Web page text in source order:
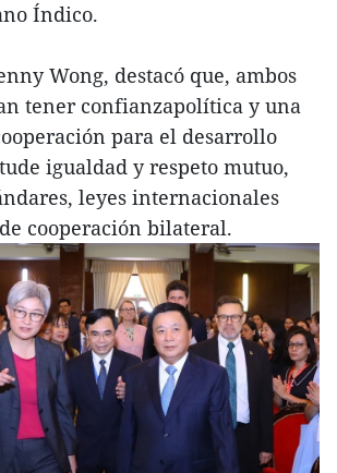
Índico.
Wong, destacó que, ambos
tener confianzapolítica y una
para el desarrollo
igualdad y respeto mutuo,
leyes internacionales
cooperación bilateral.